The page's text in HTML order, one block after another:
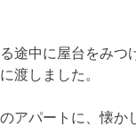
途中に屋台をみつ
渡しました。
アパートに、懐か